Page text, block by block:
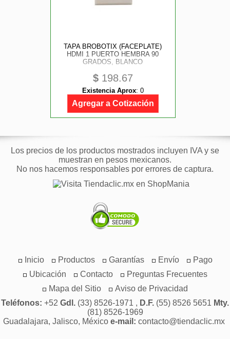
TAPA BROBOTIX (FACEPLATE)
HDMI 1 PUERTO HEMBRA 90
GRADOS, BLANCO
$ 198.67
Existencia Aprox: 0
Agregar a Cotización
Los precios de los productos mostrados incluyen IVA y se
muestran en pesos mexicanos.
No nos hacemos responsables por errores de captura.
Inicio Productos Garantías Envío
Pago
Ubicación
Contacto
Preguntas Frecuentes
Mapa del Sitio
Aviso de Privacidad
Teléfonos: +52 Gdl. (33) 8526-1971 , D.F. (55) 8526 5651 Mty.
(81) 8526-1969
Guadalajara, Jalisco, México e-mail: contacto@tiendaclic.mx